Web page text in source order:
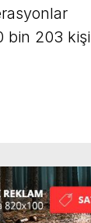
bin 203